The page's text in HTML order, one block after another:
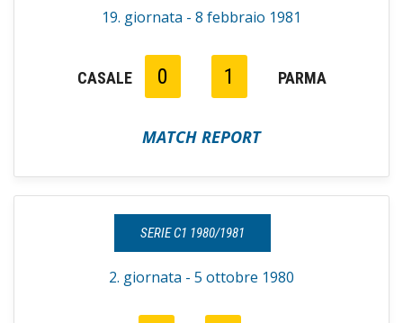
19. giornata - 8 febbraio 1981
CASALE 0 1 PARMA
MATCH REPORT
SERIE C1 1980/1981
2. giornata - 5 ottobre 1980